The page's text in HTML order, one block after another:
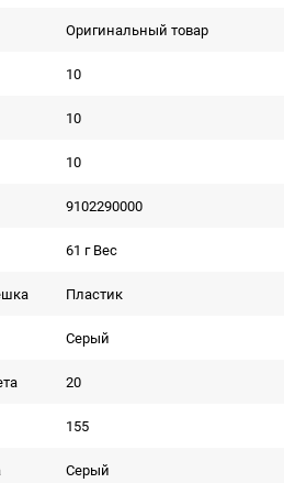
Оригинальный товар
10
10
10
9102290000
61 г Вес
Пластик
Серый
20
155
Серый